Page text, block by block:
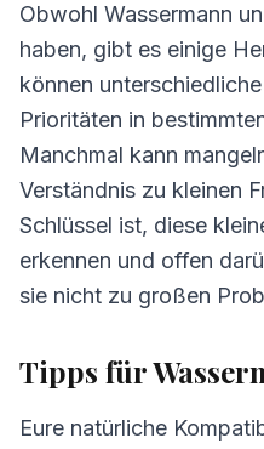
Obwohl Wassermann
haben, gibt es einige
können
Prioritäten in
Manchmal kann
Verständnis zu kleinen
Schlüssel ist, diese
erkennen und offen
sie nicht zu großen
Tipps für
Eure natürliche